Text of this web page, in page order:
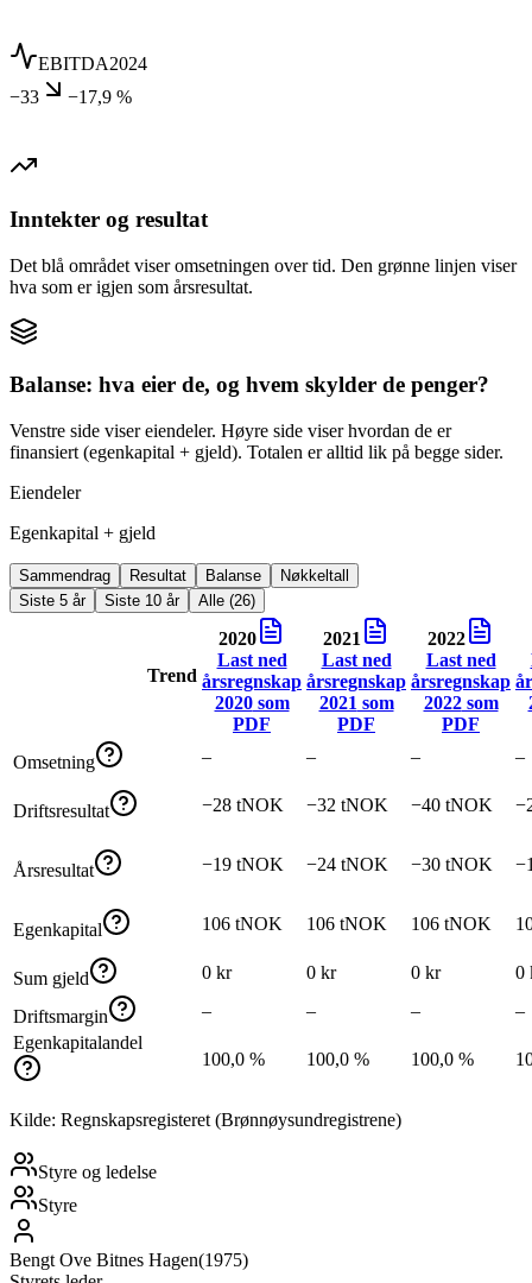
EBITDA2024
−33
−17,9 %
Inntekter og resultat
Det blå området viser omsetningen over tid. Den grønne linjen viser
hva som er igjen som årsresultat.
Balanse: hva eier de, og hvem skylder de penger?
Venstre side viser eiendeler. Høyre side viser hvordan de er
finansiert (egenkapital + gjeld). Totalen er alltid lik på begge sider.
Eiendeler
Egenkapital + gjeld
Sammendrag Resultat Balanse
Nøkkeltall
Siste 5 år
Siste 10 år Alle (26)
Trend
2020
Last ned
årsregnskap
2020som
PDF
2021
Last ned
årsregnskap
2021 som
PDF
2022
Last ned
årsregnskap
2022som
PDF
Omsetning – – – –
Driftsresultat −28 tNOK −32 tNOK −40 tNOK
Årsresultat −19 tNOK −24 tNOK −30 tNOK
Egenkapital 106 tNOK 106 tNOK 106 tNOK
Sum gjeld 0 kr 0 kr 0 kr 0
Driftsmargin – – –
–
Egenkapitalandel
100,0 %
100,0 % 100,0 %
Kilde: Regnskapsregisteret (Brønnøysundregistrene)
Styre og ledelse
Styre
Bengt Ove Bitnes Hagen(1975)